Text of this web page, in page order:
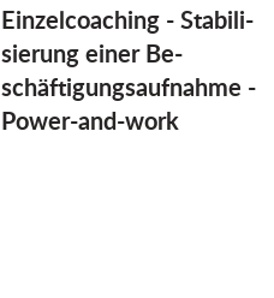
Einzel­coaching - Stabili­
sierung einer Be­
schäftigungs­aufnahme -
Power-and-work